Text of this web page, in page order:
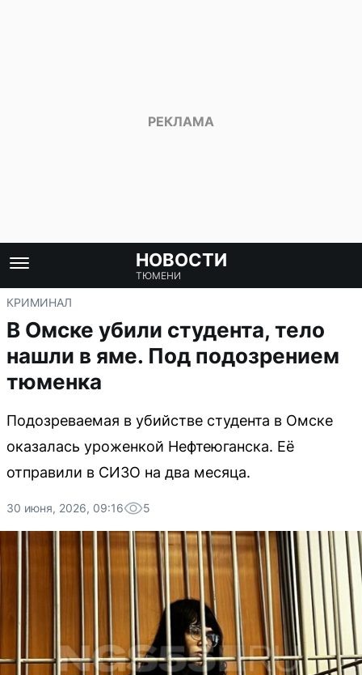
НОВОСТИ
ТЮМЕНИ
КРИМИНАЛ
В Омске убили студента, тело
нашли в яме. Под подозрением
тюменка
Подозреваемая в убийстве студента в Омске
оказалась уроженкой Нефтеюганска. Её
отправили в СИЗО на два месяца.
30 июня, 2026, 09:16 5